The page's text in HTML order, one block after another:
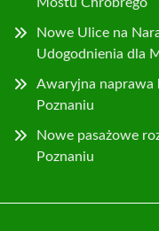
Nowe Ulice na
Udogodnienia dla
Awaryjna naprawa
Poznaniu
Nowe pasażowe
Poznaniu